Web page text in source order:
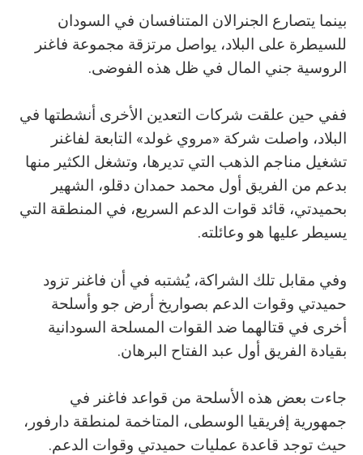
بينما يتصارع الجنرالان المتنافسان في السودان
للسيطرة على البلاد، يواصل مرتزقة مجموعة فاغنر
الروسية جني المال في ظل هذه الفوضى.
ففي حين علقت شركات التعدين الأخرى أنشطتها في
البلاد، واصلت شركة «مروي غولد» التابعة لفاغنر
تشغيل مناجم الذهب التي تديرها، وتشغل الكثير منها
بدعم من الفريق أول محمد حمدان دقلو، الشهير
بحميدتي، قائد قوات الدعم السريع، في المنطقة التي
يسيطر عليها هو وعائلته.
وفي مقابل تلك الشراكة، يُشتبه في أن فاغنر تزود
حميدتي وقوات الدعم بصواريخ أرض جو وأسلحة
أخرى في قتالهما ضد القوات المسلحة السودانية
بقيادة الفريق أول عبد الفتاح البرهان.
جاءت بعض هذه الأسلحة من قواعد فاغنر في
جمهورية إفريقيا الوسطى، المتاخمة لمنطقة دارفور،
حيث توجد قاعدة عمليات حميدتي وقوات الدعم.